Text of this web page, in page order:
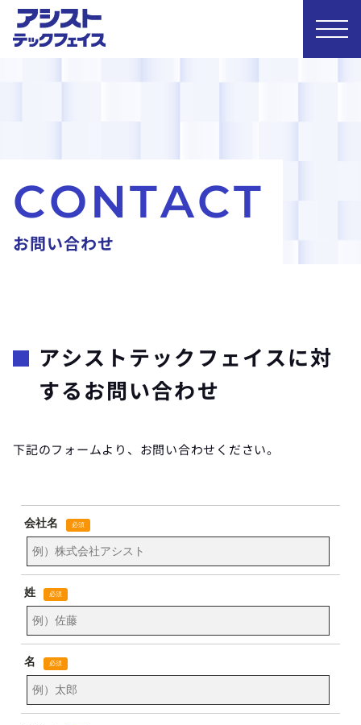
CONTACT
お問い合わせ
アシストテックフェイスに対
するお問い合わせ
下記のフォームより、お問い合わせください。